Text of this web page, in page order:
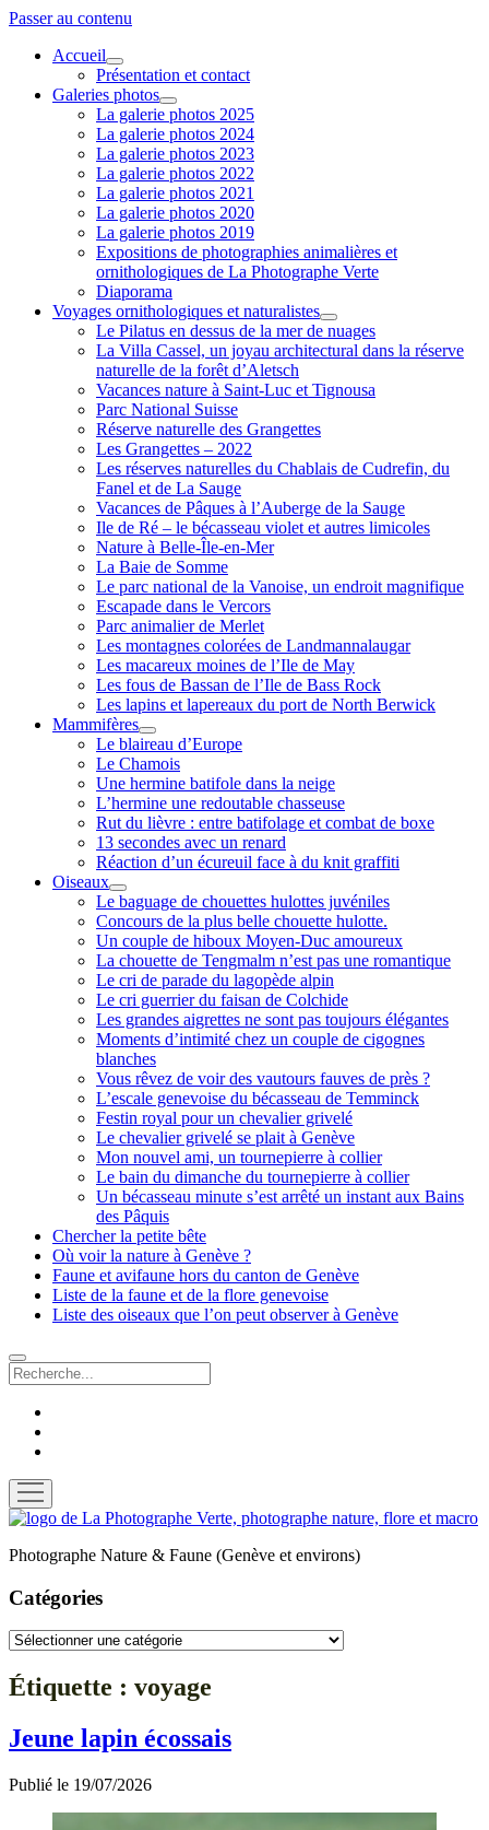
Passer au contenu
Accueil
ouvrir
menu
Présentation et contact
Galeries photos
ouvrir
menu
La galerie photos 2025
La galerie photos 2024
La galerie photos 2023
La galerie photos 2022
La galerie photos 2021
La galerie photos 2020
La galerie photos 2019
Expositions de photographies animalières et
ornithologiques de La Photographe Verte
Diaporama
Voyages ornithologiques et naturalistes
ouvrir
menu
Le Pilatus en dessus de la mer de nuages
La Villa Cassel, un joyau architectural dans la réserve
naturelle de la forêt d’Aletsch
Vacances nature à Saint-Luc et Tignousa
Parc National Suisse
Réserve naturelle des Grangettes
Les Grangettes – 2022
Les réserves naturelles du Chablais de Cudrefin, du
Fanel et de La Sauge
Vacances de Pâques à l’Auberge de la Sauge
Ile de Ré – le bécasseau violet et autres limicoles
Nature à Belle-Île-en-Mer
La Baie de Somme
Le parc national de la Vanoise, un endroit magnifique
Escapade dans le Vercors
Parc animalier de Merlet
Les montagnes colorées de Landmannalaugar
Les macareux moines de l’Ile de May
Les fous de Bassan de l’Ile de Bass Rock
Les lapins et lapereaux du port de North Berwick
Mammifères
ouvrir
menu
Le blaireau d’Europe
Le Chamois
Une hermine batifole dans la neige
L’hermine une redoutable chasseuse
Rut du lièvre : entre batifolage et combat de boxe
13 secondes avec un renard
Réaction d’un écureuil face à du knit graffiti
Oiseaux
ouvrir
menu
Le baguage de chouettes hulottes juvéniles
Concours de la plus belle chouette hulotte.
Un couple de hiboux Moyen-Duc amoureux
La chouette de Tengmalm n’est pas une romantique
Le cri de parade du lagopède alpin
Le cri guerrier du faisan de Colchide
Les grandes aigrettes ne sont pas toujours élégantes
Moments d’intimité chez un couple de cigognes
blanches
Vous rêvez de voir des vautours fauves de près ?
L’escale genevoise du bécasseau de Temminck
Festin royal pour un chevalier grivelé
Le chevalier grivelé se plait à Genève
Mon nouvel ami, un tournepierre à collier
Le bain du dimanche du tournepierre à collier
Un bécasseau minute s’est arrêté un instant aux Bains
des Pâquis
Chercher la petite bête
Où voir la nature à Genève ?
Faune et avifaune hors du canton de Genève
Liste de la faune et de la flore genevoise
Liste des oiseaux que l’on peut observer à Genève
Recherche
ouvrir
menu
La
Verte
Photographe Nature & Faune (Genève et environs)
Catégories
Catégories
Étiquette : voyage
Jeune lapin écossais
Publié le 19/07/2026